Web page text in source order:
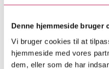
Denne hjemmeside bruger
Vi bruger cookies til at
hjemmeside med vores
dem, eller som de har